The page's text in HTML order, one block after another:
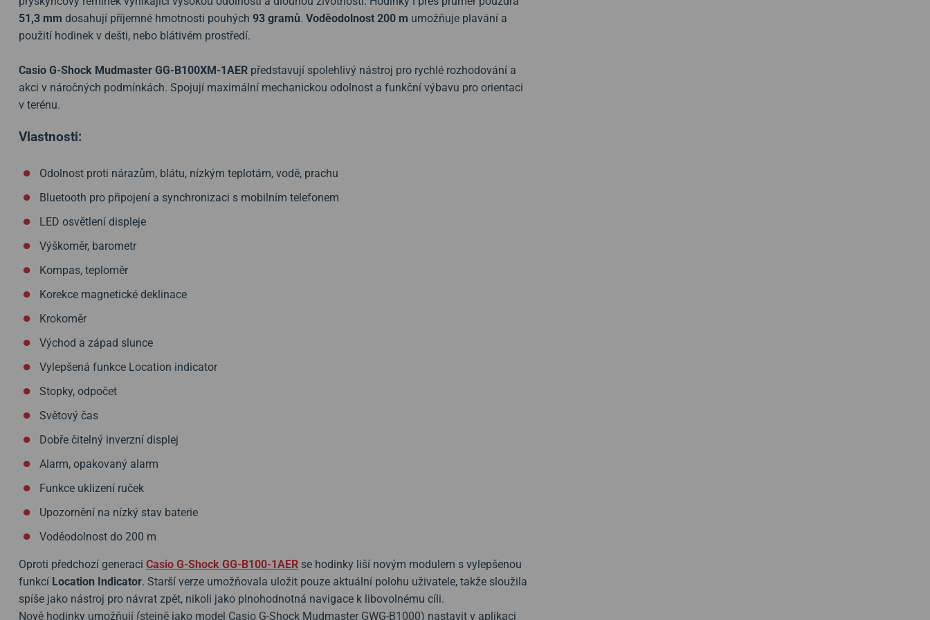
51,3 mm dosahují příjemné hmotnosti pouhých 93 gramů. Voděodolnost 200 m umožňuje plavání a
použití hodinek v dešti, nebo blátivém prostředí.
Casio G-Shock Mudmaster GG-B100XM-1AER představují spolehlivý nástroj pro rychlé rozhodování a
akci v náročných podmínkách. Spojují maximální mechanickou odolnost a funkční výbavu pro orientaci
v terénu.
Vlastnosti:
Odolnost proti nárazům, blátu, nízkým teplotám, vodě, prachu
Bluetooth pro připojení a synchronizaci s mobilním telefonem
LED osvětlení displeje
Výškoměr, barometr
Kompas, teploměr
Korekce magnetické deklinace
Krokoměr
Východ a západ slunce
Vylepšená funkce Location indicator
Stopky, odpočet
Světový čas
Dobře čitelný inverzní displej
Alarm, opakovaný alarm
Funkce uklizení ruček
Upozornění na nízký stav baterie
Voděodolnost do 200 m
Oproti předchozí generaci Casio G-Shock GG-B100-1AER se hodinky liší novým modulem s vylepšenou
funkcí Location Indicator. Starší verze umožňovala uložit pouze aktuální polohu uživatele, takže sloužila
spíše jako nástroj pro návrat zpět, nikoli jako plnohodnotná navigace k libovolnému cíli.
Nově hodinky umožňují (stejně jako model Casio G-Shock Mudmaster GWG-B1000) nastavit v aplikaci